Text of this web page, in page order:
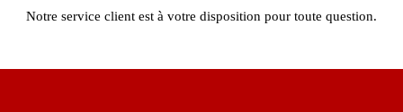
Notre service client est à votre disposition pour toute question.